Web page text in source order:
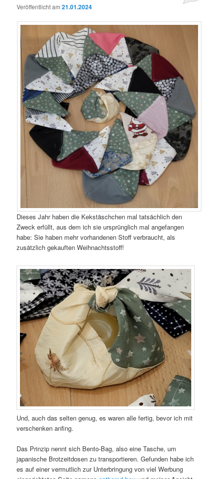
Veröffentlicht am21.01.2024
Dieses Jahr haben die Kekstäschchen mal tatsächlich den
Zweck erfüllt, aus dem ich sie ursprünglich mal angefangen
habe: Sie haben mehr vorhandenen Stoff verbraucht, als
zusätzlich gekauften Weihnachtsstoff!
Und, auch das selten genug, es waren alle fertig, bevor ich mit
verschenken anfing.
Das Prinzip nennt sich Bento-Bag, also eine Tasche, um
japanische Brotzeitdosen zu transportieren. Gefunden habe ich
es auf einer vermutlich zur Unterbringung von viel Werbung